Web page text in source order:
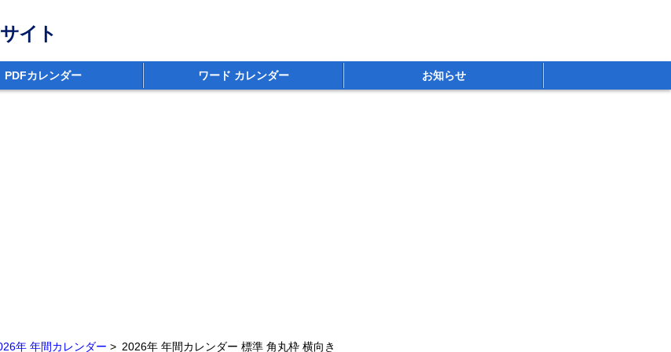
イト
PDFカレンダー ワード カレンダー お知らせ
年 年間カレンダー 2026年 年間カレンダー 標準 角丸枠 横向き